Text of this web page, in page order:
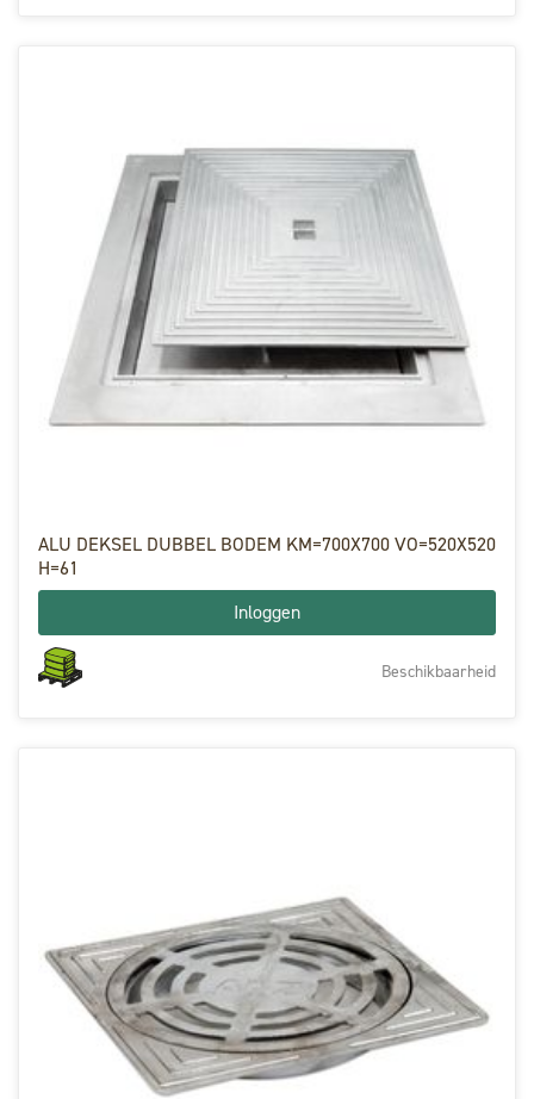
ALU DEKSEL DUBBEL BODEM KM=700X700 VO=520X520
H=61
Inloggen
Beschikbaarheid